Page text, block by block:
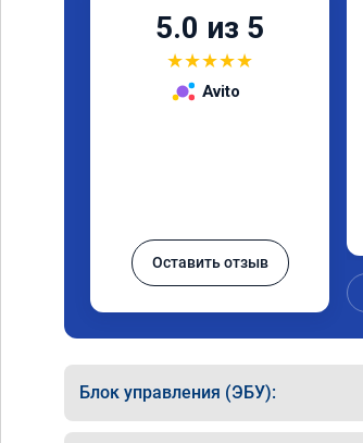
5.0 из 5
★★★★★
Avito
Оставить отзыв
Блок управления (ЭБУ):